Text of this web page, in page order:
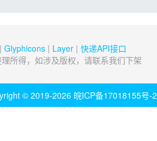
Glyphicons| Layer| 快递API接口
所得，如涉及版权，请联系我们下架
© 2019-2026 皖ICP备17018155号-2